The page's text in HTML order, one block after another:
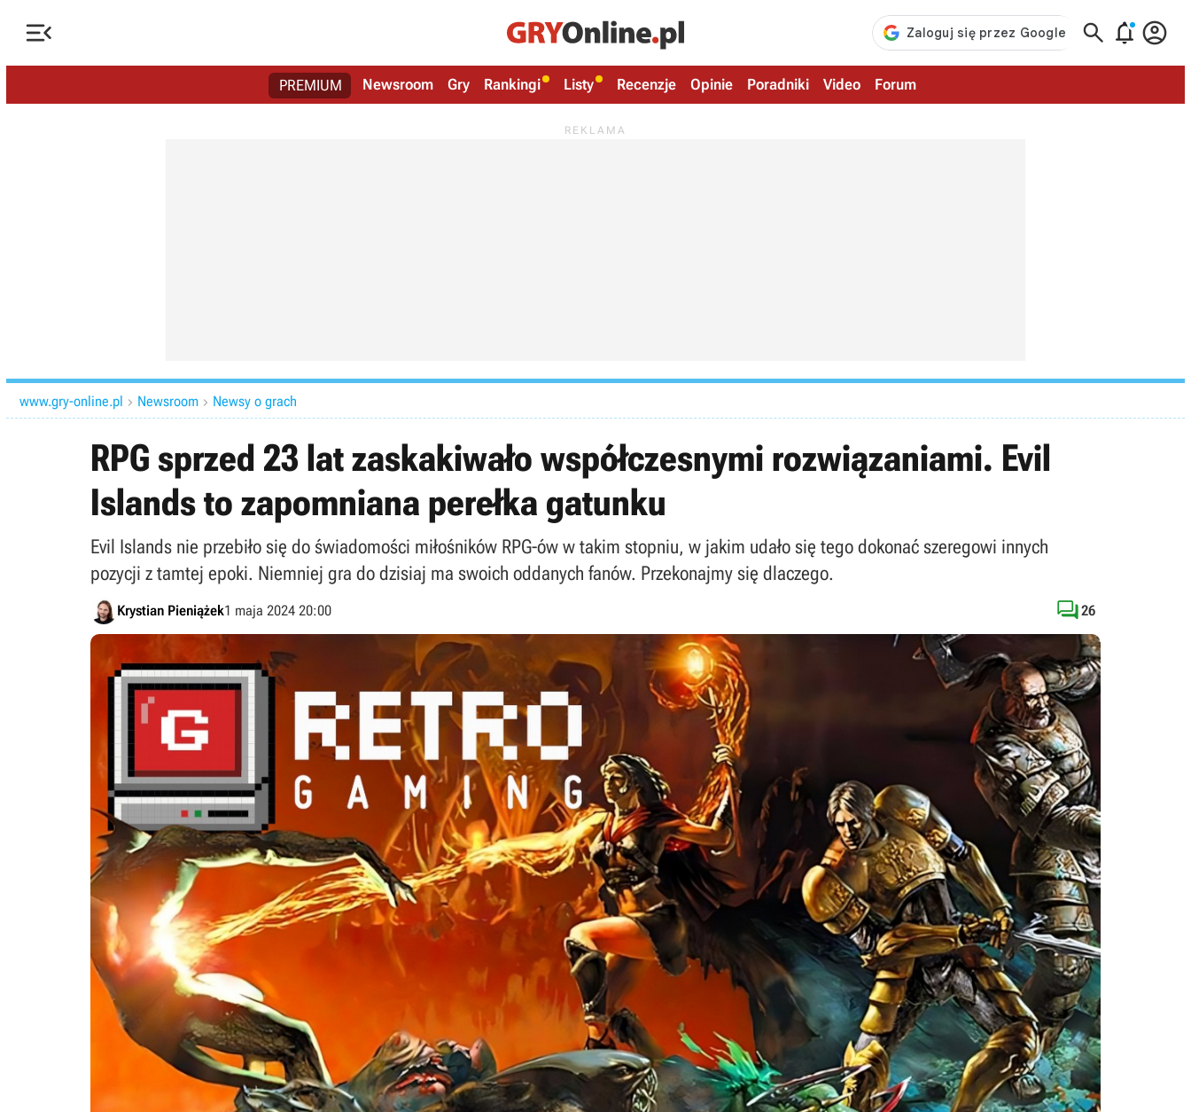
   
PREMIUM Newsroom Gry Rankingi Listy Recenzje Opinie Poradniki Video Forum
www.gry-online.pl  Newsroom  Newsy o grach
RPG sprzed 23 lat zaskakiwało współczesnymi rozwiązaniami. Evil
Islands to zapomniana perełka gatunku
Evil Islands nie przebiło się do świadomości miłośników RPG-ów w takim stopniu, w jakim udało się tego dokonać szeregowi innych
pozycji z tamtej epoki. Niemniej gra do dzisiaj ma swoich oddanych fanów. Przekonajmy się dlaczego.
Krystian Pieniążek1 maja 2024 20:00 26